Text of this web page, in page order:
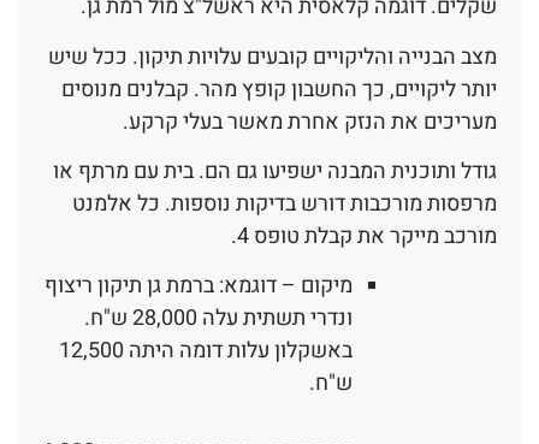
שקלים. דוגמה קלאסית היא ראשל"צ מול רמת גן.
מצב הבנייה והליקויים קובעים עלויות תיקון. ככל שיש
יותר ליקויים, כך החשבון קופץ מהר. קבלנים מנוסים
מעריכים את הנזק אחרת מאשר בעלי קרקע.
גודל ותוכנית המבנה ישפיעו גם הם. בית עם מרתף או
מרפסות מורכבות דורש בדיקות נוספות. כל אלמנט
מורכב מייקר את קבלת טופס 4.
מיקום – דוגמא: ברמת גן תיקון ריצוף
ונדרי תשתית עלה 28,000 ש"ח.
באשקלון עלות דומה היתה 12,500
ש"ח.